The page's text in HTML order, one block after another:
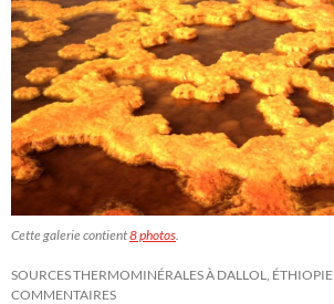
Cette galerie contient8 photos
SOURCES THERMOMINÉRALES À DALLOL, ÉTHIOPIE
COMMENTAIRES